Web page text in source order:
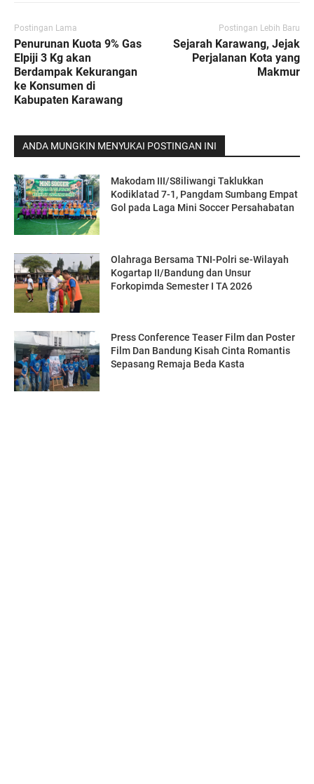
Postingan Lama
Penurunan Kuota 9% Gas
Elpiji 3 Kg akan
Berdampak Kekurangan
ke Konsumen di
Kabupaten Karawang
Postingan Lebih Baru
Sejarah Karawang, Jejak
Perjalanan Kota yang
Makmur
ANDA MUNGKIN MENYUKAI POSTINGAN INI
Makodam III/S8iliwangi Taklukkan
Kodiklatad 7-1, Pangdam Sumbang Empat
Gol pada Laga Mini Soccer Persahabatan
Olahraga Bersama TNI-Polri se-Wilayah
Kogartap II/Bandung dan Unsur
Forkopimda Semester I TA 2026
Press Conference Teaser Film dan Poster
Film Dan Bandung Kisah Cinta Romantis
Sepasang Remaja Beda Kasta